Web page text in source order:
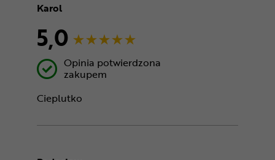
Karol
5,0
Opinia potwierdzona
zakupem
Cieplutko